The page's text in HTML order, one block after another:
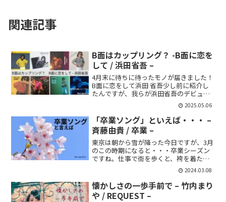
関連記事
B面はカップリング？ -B面に恋を
して / 浜田省吾 –
4月末に待ちに待ったモノが届きました！
B面に恋をして浜田 省吾少し前に紹介し
たんですが、我らが浜田省吾のデビュー
50周年記念として企画されたアナログコ
レクションの第1弾です。この曲B面だっ
たんだ浜田省吾を意識しだしたのは今か
ら20年ぐらい前...
2025.05.06
「卒業ソング」といえば・・・ –
斉藤由貴 / 卒業 –
東京は朝から雪が降った今日ですが、3月
のこの時期になると・・・卒業シーズン
ですね。仕事で街を歩くと、袴を着た女
性や、まだ似合わないスーツを着た男性
を見かけると、「あーー今日は卒業式か
ぁ」なんて思ったりします🎉自分の卒業
というと・・・😔もう何...
2024.03.08
懐かしさの一歩手前で – 竹内まり
や / REQUEST –